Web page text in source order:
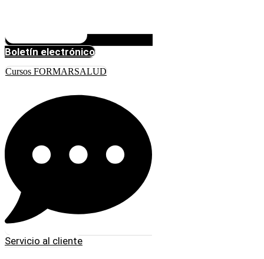
Boletín electrónico
Cursos FORMARSALUD
Servicio al cliente